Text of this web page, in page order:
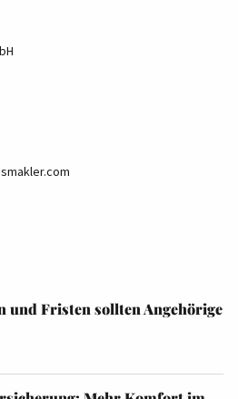
und Fristen sollten Angehörige